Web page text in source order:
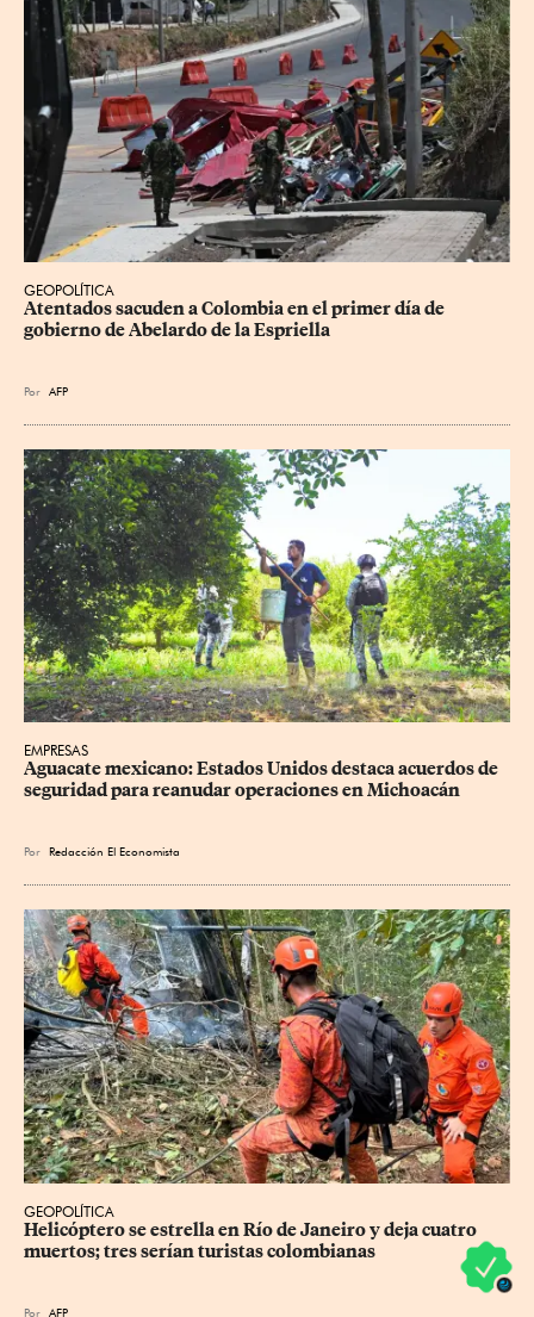
GEOPOLÍTICA
Atentados sacuden a Colombia en el primer día de
gobierno de Abelardo de la Espriella
Por AFP
EMPRESAS
Aguacate mexicano: Estados Unidos destaca acuerdos de
seguridad para reanudar operaciones en Michoacán
Por Redacción El Economista
GEOPOLÍTICA
Helicóptero se estrella en Río de Janeiro y deja cuatro
muertos; tres serían turistas colombianas
Por AFP